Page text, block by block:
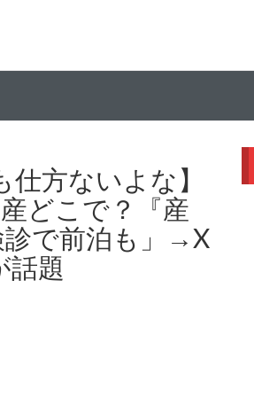
方ないよな】
どこで？『産
で前泊も」→X
話題